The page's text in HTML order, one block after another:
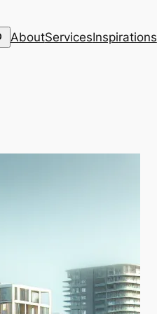
AboutServicesInspirations